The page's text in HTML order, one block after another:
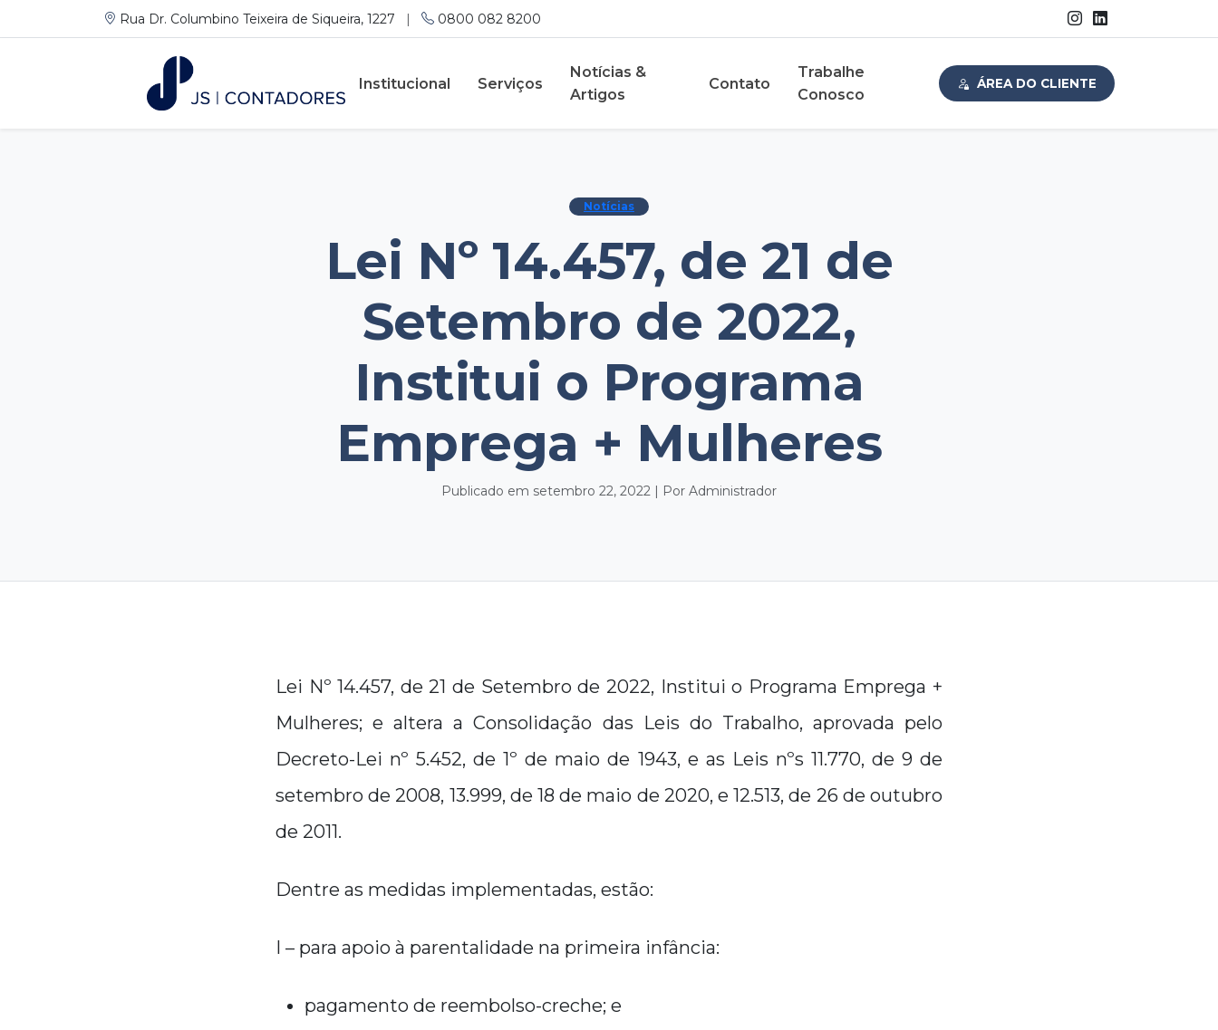
Rua Dr. Columbino Teixeira de Siqueira, 1227 | 0800 082 8200
Institucional Serviços
Notícias &
Artigos
Contato
Trabalhe
Conosco
ÁREA DO CLIENTE
Notícias
Lei Nº 14.457, de 21 de
Setembro de 2022,
Institui o Programa
Emprega + Mulheres
Publicado em setembro 22, 2022 | Por Administrador
Lei Nº 14.457, de 21 de Setembro de 2022, Institui o Programa Emprega +
Mulheres; e altera a Consolidação das Leis do Trabalho, aprovada pelo
Decreto-Lei nº 5.452, de 1º de maio de 1943, e as Leis nºs 11.770, de 9 de
setembro de 2008, 13.999, de 18 de maio de 2020, e 12.513, de 26 de outubro
de 2011.
Dentre as medidas implementadas, estão:
I – para apoio à parentalidade na primeira infância:
pagamento de reembolso-creche; e